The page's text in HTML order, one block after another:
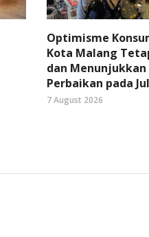
Optimisme
Kota Malang
dan Menunjukkan
Perbaikan pada
7 August 2026